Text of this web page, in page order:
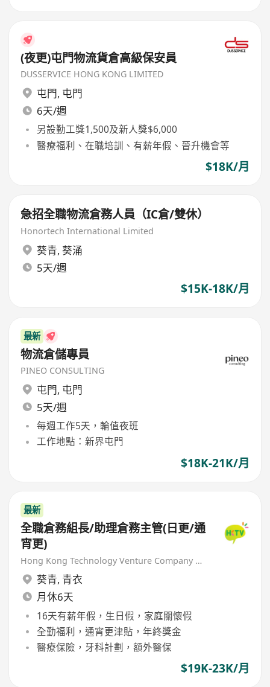
(夜更)屯門物流貨倉高級保安員
DUSSERVICE HONG KONG LIMITED
屯門, 屯門
6天/週
另設勤工獎1,500及新人獎$6,000
醫療福利、在職培訓、有薪年假、晉升機會等
$18K/月
急招全職物流倉務人員（IC倉/雙休）
Honortech International Limited
葵青, 葵涌
5天/週
$15K-18K/月
最新
物流倉儲專員
PINEO CONSULTING
屯門, 屯門
5天/週
每週工作5天，輪值夜班
工作地點：新界屯門
$18K-21K/月
最新
全職倉務組長/助理倉務主管(日更/通
宵更)
Hong Kong Technology Venture Company Limited(HKTV)
葵青, 青衣
月休6天
16天有薪年假，生日假，家庭關懷假
全勤福利，通宵更津貼，年終獎金
醫療保險，牙科計劃，額外醫保
$19K-23K/月